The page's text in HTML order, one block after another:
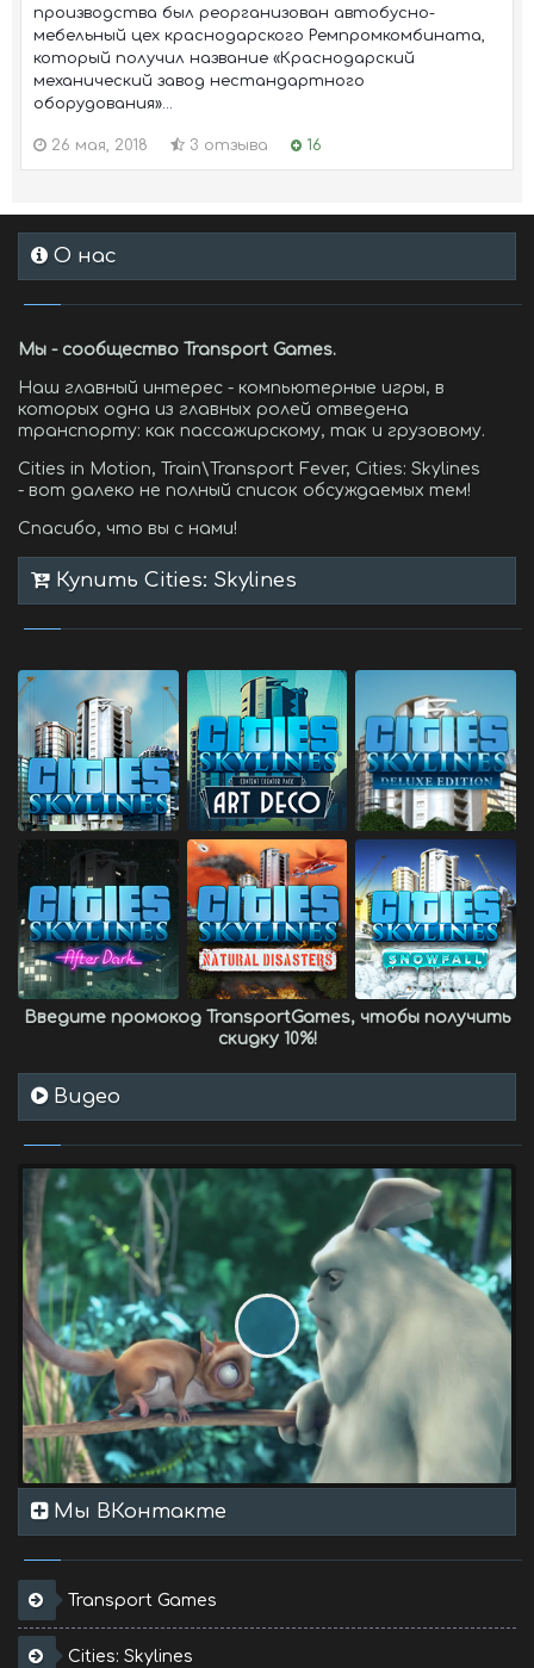
производства был реорганизован автобусно-
мебельный цех краснодарского Ремпромкомбината,
который получил название «Краснодарский
механический завод нестандартного
оборудования»...
26 мая, 2018 3 отзыва 16
О нас
Мы - сообщество Transport Games.
Наш главный интерес - компьютерные игры, в
которых одна из главных ролей отведена
транспорту: как пассажирскому, так и грузовому.
Cities in Motion, Train\Transport Fever, Cities: Skylines
- вот далеко не полный список обсуждаемых тем!
Спасибо, что вы с нами!
Купить Cities: Skylines
Введите промокод TransportGames, чтобы получить
скидку 10%!
Видео
Мы ВКонтакте
Transport Games
Cities: Skylines